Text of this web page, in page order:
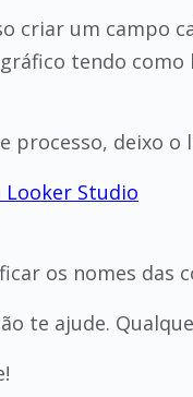
criar um campo
tendo
processo, deixo
Looker Studio
os nomes das
te ajude.